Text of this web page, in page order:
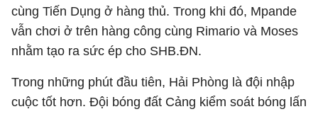
cùng Tiến Dụng ở hàng thủ. Trong khi đó, Mpande
vẫn chơi ở trên hàng công cùng Rimario và Moses
nhằm tạo ra sức ép cho SHB.ĐN.
Trong những phút đầu tiên, Hải Phòng là đội nhập
cuộc tốt hơn. Đội bóng đất Cảng kiểm soát bóng lấn